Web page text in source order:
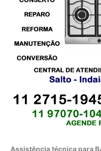
Assistência técnica para